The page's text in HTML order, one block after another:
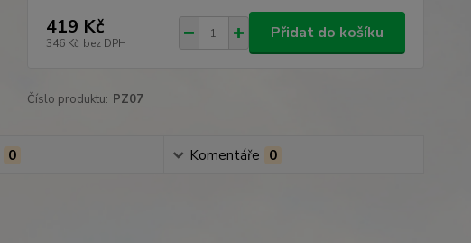
419 Kč
346 Kč bez DPH
Přidat do košíku
Číslo produktu: PZ07
0 Komentáře 0